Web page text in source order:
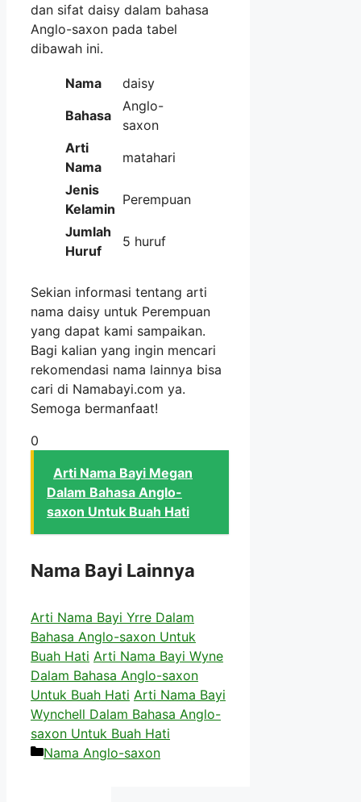
dan sifat daisy dalam bahasa
Anglo-saxon pada tabel
dibawah ini.
Nama
daisy
Bahasa
Anglo-
saxon
Arti
Nama
matahari
Jenis
Kelamin
Perempuan
Jumlah
Huruf
5 huruf
Sekian informasi tentang arti
nama daisy untuk Perempuan
yang dapat kami sampaikan.
Bagi kalian yang ingin mencari
rekomendasi nama lainnya bisa
cari di Namabayi.com ya.
Semoga bermanfaat!
0
Arti Nama Bayi Megan
Dalam Bahasa Anglo-
saxon Untuk Buah Hati
Nama Bayi Lainnya
Arti Nama Bayi Yrre Dalam
Bahasa Anglo-saxon Untuk
Buah Hati Arti Nama Bayi Wyne
Dalam Bahasa Anglo-saxon
Untuk Buah Hati Arti Nama Bayi
Wynchell Dalam Bahasa Anglo-
saxon Untuk Buah Hati
Kategori
Nama Anglo-saxon